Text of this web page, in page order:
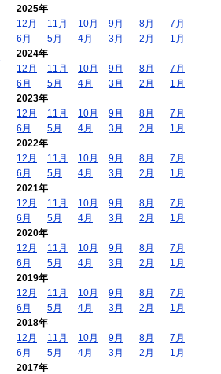
2025年
12月
11月 10月 9月 8月
7月
6月
5月 4月 3月 2月
1月
2024年
12月
11月 10月 9月 8月
7月
6月
5月 4月 3月 2月
1月
2023年
12月
11月 10月 9月 8月
7月
6月
5月 4月 3月 2月
1月
2022年
12月
11月 10月 9月 8月
7月
6月
5月 4月 3月 2月
1月
2021年
12月
11月 10月 9月 8月
7月
6月
5月 4月 3月 2月
1月
2020年
12月
11月 10月 9月 8月
7月
6月
5月 4月 3月 2月
1月
2019年
12月
11月 10月 9月 8月
7月
6月
5月 4月 3月 2月
1月
2018年
12月
11月 10月 9月 8月
7月
6月
5月 4月 3月 2月
1月
2017年